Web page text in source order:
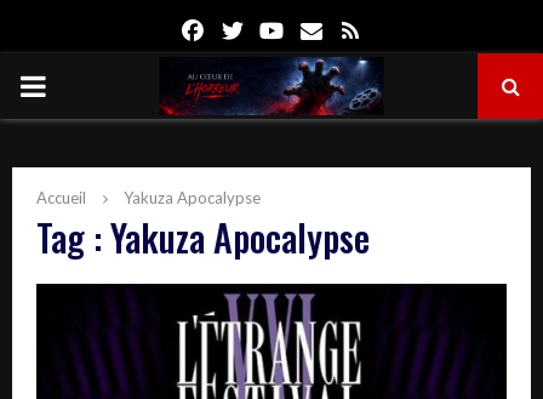
FacebookTwitterYoutube
Email
PRIMARY
Accueil Yakuza Apocalypse
Tag : Yakuza Apocalypse